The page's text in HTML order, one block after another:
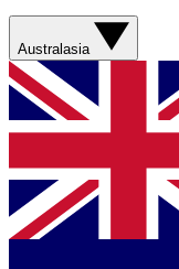
Australasia